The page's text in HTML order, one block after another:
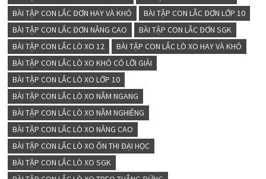
BÀI TẬP CON LẮC ĐƠN HAY VÀ KHÓ
BÀI TẬP CON LẮC ĐƠN LỚP 10
BÀI TẬP CON LẮC ĐƠN NÂNG CAO
BÀI TẬP CON LẮC ĐƠN SGK
BÀI TẬP CON LẮC LÒ XO 12
BÀI TẬP CON LẮC LÒ XO HAY VÀ KHÓ
BÀI TẬP CON LẮC LÒ XO KHÓ CÓ LỜI GIẢI
BÀI TẬP CON LẮC LÒ XO LỚP 10
BÀI TẬP CON LẮC LÒ XO NẰM NGANG
BÀI TẬP CON LẮC LÒ XO NẰM NGHIÊNG
BÀI TẬP CON LẮC LÒ XO NÂNG CAO
BÀI TẬP CON LẮC LÒ XO ÔN THI ĐẠI HỌC
BÀI TẬP CON LẮC LÒ XO SGK